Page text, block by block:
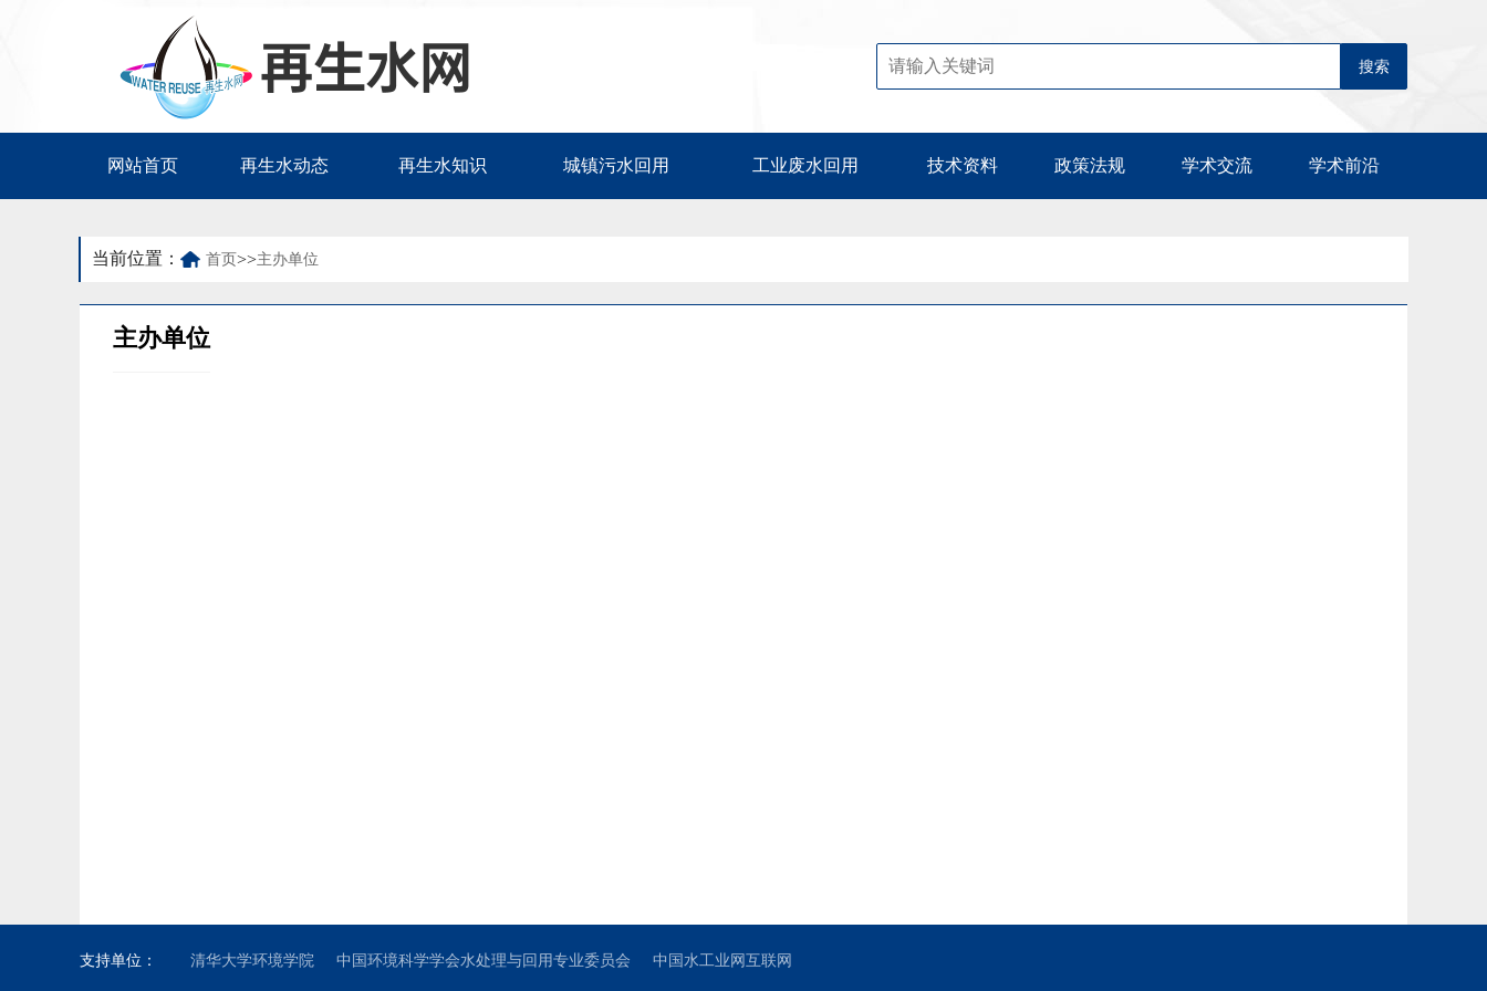
网站首页 再生水动态 再生水知识 城镇污水回用 工业废水回用 技术资料 政策法规 学术交流 学术前沿
当前位置： 首页>>主办单位
主办单位
支持单位： 清华大学环境学院 中国环境科学学会水处理与回用专业委员会 中国水工业网互联网